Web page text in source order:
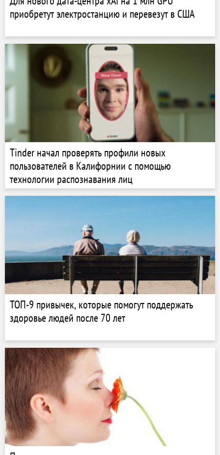
приобретут электростанцию и перевезут в США
Tinder начал проверять профили новых
пользователей в Калифорнии с помощью
технологии распознавания лиц
ТОП-9 привычек, которые помогут поддержать
здоровье людей после 70 лет